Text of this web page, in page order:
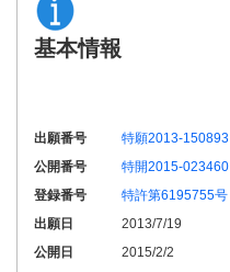
基本情報
出願番号
特願2013-150893
公開番号
特開2015-023460
登録番号
特許第6195755号
出願日
2013/7/19
公開日
2015/2/2